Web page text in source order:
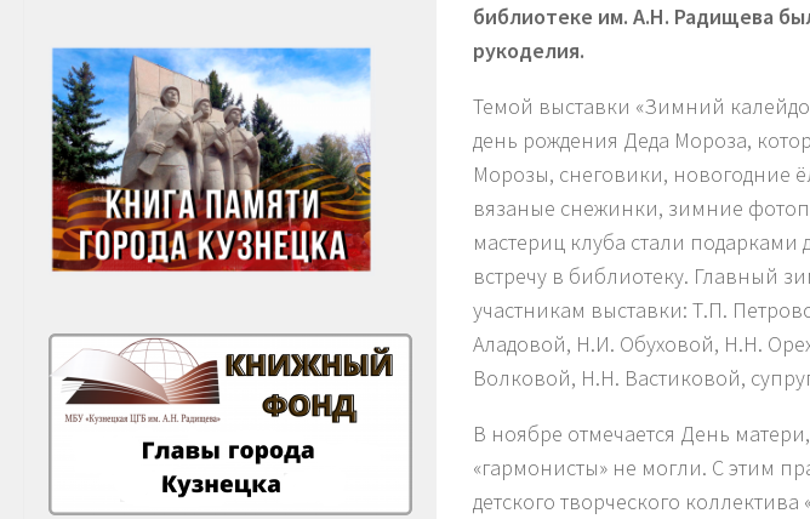
библиотеке им. А.Н. Радищева
рукоделия.
Темой выставки «Зимний
день рождения Деда Мороза,
Морозы, снеговики, новогодние
вязаные снежинки, зимние
мастериц клуба стали
встречу в библиотеку. Главный
участникам выставки: Т.П.
Аладовой, Н.И. Обуховой, Н.Н.
Волковой, Н.Н. Вастиковой,
В ноябре отмечается День
«гармонисты» не могли. С этим
детского творческого